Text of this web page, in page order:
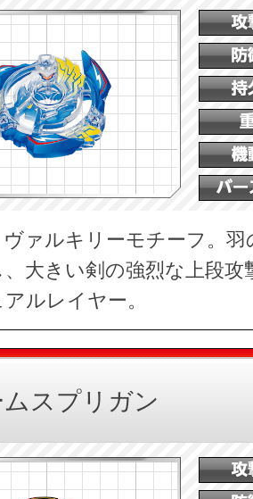
ァルキリーモチーフ。
、大きい剣の強烈な上段
ルレイヤー。
ムスプリガン